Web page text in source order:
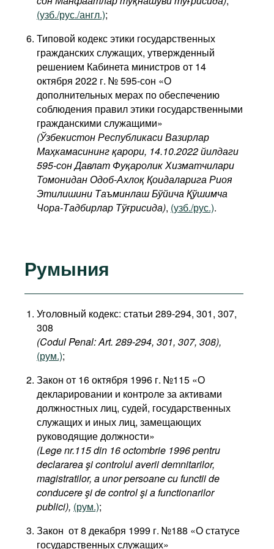
(узб./рус./англ.);
Типовой кодекс этики государственных
гражданских служащих, утвержденный
решением Кабинета министров от 14
октября 2022 г. № 595-сон «О
дополнительных мерах по обеспечению
соблюдения правил этики государственными
гражданскими служащими»
(Ўзбекистон Республикаси Вазирлар
Маҳкамасининг қарори, 14.10.2022 йилдаги
595-сон Давлат Фуқаролик Хизматчилари
Томонидан Одоб-Ахлоқ Қоидаларига Риоя
Этилишини Таъминлаш Бўйича Қўшимча
Чора-Тадбирлар Тўғрисида), (узб./рус.).
Румыния
Уголовный кодекс: статьи 289-294, 301, 307,
308
(Codul Penal: Art. 289-294, 301, 307, 308),
(рум.);
Закон от 16 октября 1996 г. №115 «О
декларировании и контроле за активами
должностных лиц, судей, государственных
служащих и иных лиц, замещающих
руководящие должности»
(Lege nr.115 din 16 octombrie 1996 pentru
declararea şi controlul averii demnitarilor,
magistratilor, a unor persoane cu functii de
conducere şi de control şi a functionarilor
publici), (рум.);
Закон от 8 декабря 1999 г. №188 «О статусе
государственных служащих»